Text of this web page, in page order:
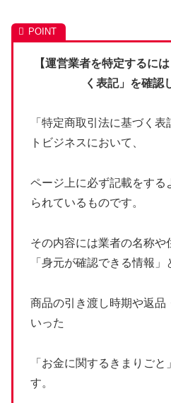
【運営業者を特定するに
く表記」を確認
「特定商取引法に基づく
トビジネスにおいて、
ページ上に必ず記載をする
られているものです。
その内容には業者の名称や
「身元が確認できる情報」
商品の引き渡し時期や返品
いった
「お金に関するきまりご
す。